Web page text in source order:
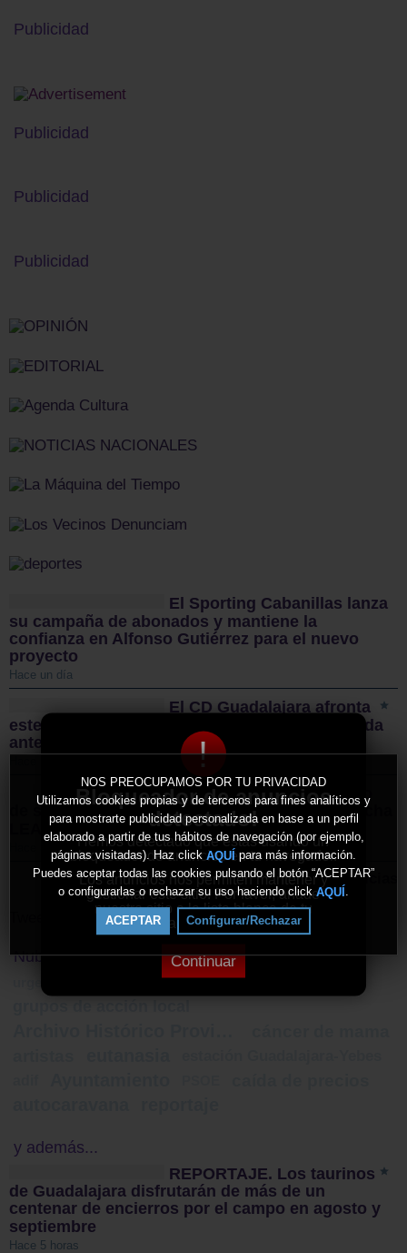
!
Bloqueador de anuncios
detectado!
Hemos detectado que estás usando un
bloqueador de anuncios en tu navegador.
Los anuncios nos permiten mantener y
gestionar este sitio. Por favor, añade
nuestro sitio a la lista blanca de tu
bloqueador de anuncios.
Continuar
NOS PREOCUPAMOS POR TU PRIVACIDAD
Utilizamos cookies propias y de terceros para fines analíticos y
para mostrarte publicidad personalizada en base a un perfil
elaborado a partir de tus hábitos de navegación (por ejemplo,
páginas visitadas). Haz click AQUÍ para más información.
Puedes aceptar todas las cookies pulsando el botón “ACEPTAR”
o configurarlas o rechazar su uso haciendo click AQUÍ .
ACEPTAR Configurar/Rechazar
Publicidad
Publicidad
Publicidad
Publicidad
El Sporting Cabanillas lanza
su campaña de abonados y mantiene la
confianza en Alfonso Gutiérrez para el nuevo
proyecto
Hace un día
El CD Guadalajara afronta
este sábado un nuevo examen de pretemporada
ante el CD Toledo
Sigüenza da el pistoletazo
de salida a la II Vuelta Ciclista Castilla-La Mancha
LEADER
Hace 3 días
Más noticias
Tweets by ElDecanodeGuad1
Nube de Tags
ferias guadalajara a la finca
y además...
REPORTAJE. Los taurinos
de Guadalajara disfrutarán de más de un
centenar de encierros por el campo en agosto y
septiembre
Hace 5 horas